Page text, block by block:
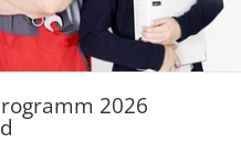
2026